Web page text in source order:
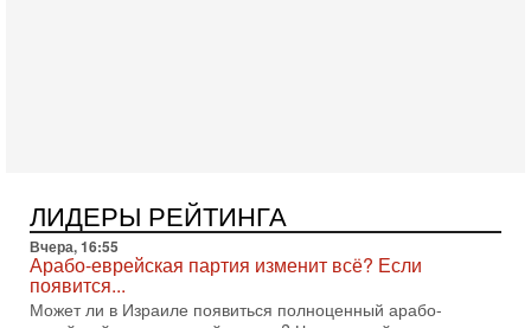
Президент США Дональд Трамп сегодня заявил об отмене
подготовленного удара по Ирану после обращений
Тегерана и других стран региона. По его словам,
1-08-2026, 17:50
«Русский голос» Израиля: кто заберет его на этот
ЛИДЕРЫ РЕЙТИНГА
Вчера, 16:55
Арабо-еврейская партия изменит всё? Если
появится...
Может ли в Израиле появиться полноценный арабо-